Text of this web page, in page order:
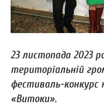
23 листопада 2023
територіальній
фестиваль-
«Витоки».